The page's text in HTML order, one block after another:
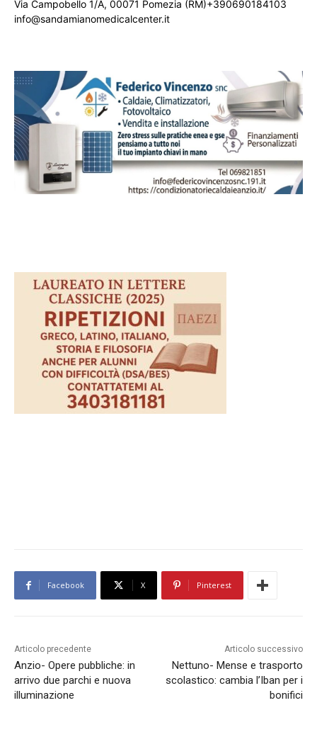
Via Campobello 1/A, 00071 Pomezia (RM)+390690184103
info@sandamianomedicalcenter.it
Facebook X Pinterest
Articolo precedente
Anzio- Opere pubbliche: in
arrivo due parchi e nuova
illuminazione
Articolo successivo
Nettuno- Mense e trasporto
scolastico: cambia l’Iban per i
bonifici